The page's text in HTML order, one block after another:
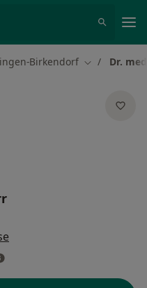
Birkendorf Stadt ändern
Dr.